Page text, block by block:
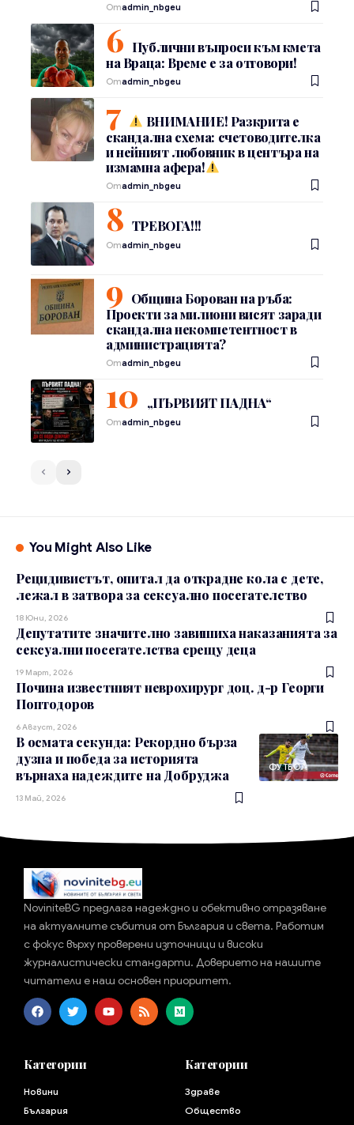
Отadmin_nbgeu
Публични въпроси към кмета
на Враца: Време е за отговори!
Отadmin_nbgeu
ВНИМАНИЕ! Разкрита е
скандална схема: счетоводителка
и нейният любовник в центъра на
измамна афера!
Отadmin_nbgeu
ТРЕВОГА!!!
Отadmin_nbgeu
Община Борован на ръба:
Проекти за милиони висят заради
скандална некомпетентност в
администрацията?
Отadmin_nbgeu
„ПЪРВИЯТ ПАДНА“
Отadmin_nbgeu
You Might Also Like
Рецидивистът, опитал да открадне кола с дете,
лежал в затвора за сексуално посегателство
18 Юни, 2026
Депутатите значително завишиха наказанията за
сексуални посегателства срещу деца
19 Март, 2026
Почина известният неврохирург доц. д-р Георги
Поптодоров
6 Август, 2026
ФУТБОЛ
В осмата секунда: Рекордно бърза
дузпа и победа за историята
върнаха надеждите на Добруджа
13 Май, 2026
NoviniteBG предлага надеждно и обективно отразяване
на актуалните събития от България и света. Работим
с фокус върху проверени източници и високи
журналистически стандарти. Доверието на нашите
читатели е наш основен приоритет.
Категории
Новини
България
Категории
Здраве
Общество